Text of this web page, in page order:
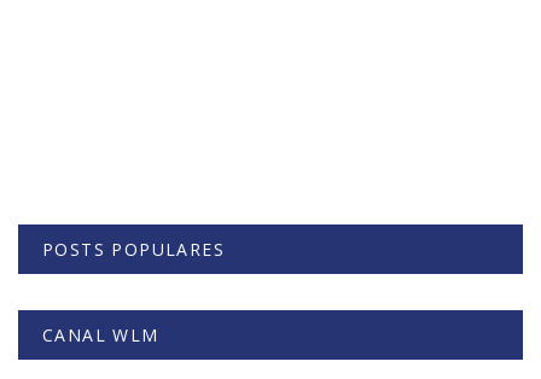
POSTS POPULARES
CANAL WLM